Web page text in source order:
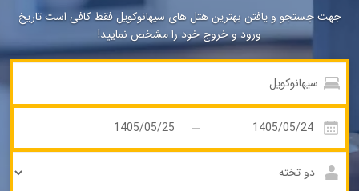
جهت جستجو و یافتن بهترین هتل های سیهانوکویل فقط کافی است تاریخ
ورود و خروج خود را مشخص نمایید!